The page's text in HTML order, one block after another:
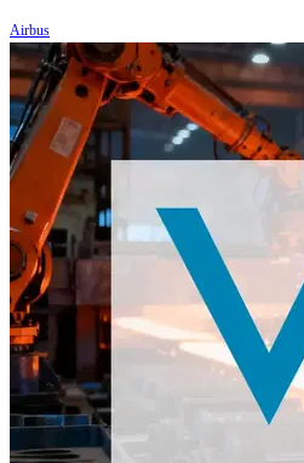
Airbus